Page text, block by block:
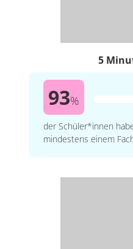
5
93%
der Schüler*innen
mindestens einem